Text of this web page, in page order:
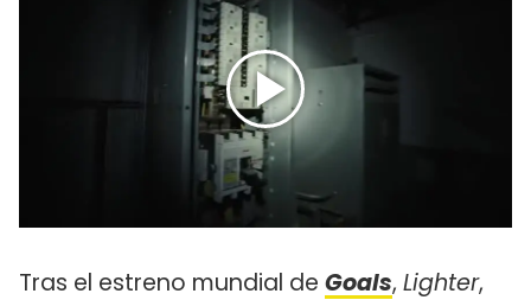
Tras el estreno mundial de Goals, Lighter,